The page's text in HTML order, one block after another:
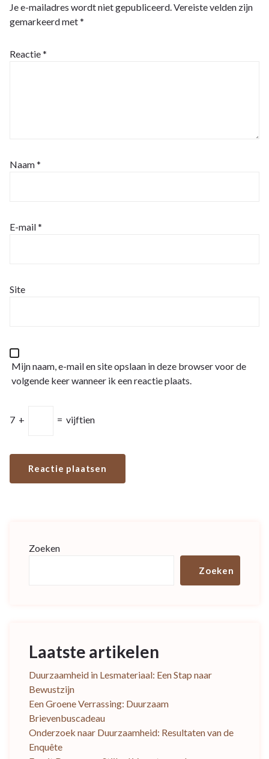
Je e-mailadres wordt niet gepubliceerd. Vereiste velden zijn
gemarkeerd met*
Reactie*
Naam*
E-mail*
Site
Mijn naam, e-mail en site opslaan in deze browser voor de
volgende keer wanneer ik een reactie plaats.
7 + = vijftien
Zoeken
Zoeken
Laatste artikelen
Duurzaamheid in Lesmateriaal: Een Stap naar
Bewustzijn
Een Groene Verrassing: Duurzaam
Brievenbuscadeau
Onderzoek naar Duurzaamheid: Resultaten van de
Enquête